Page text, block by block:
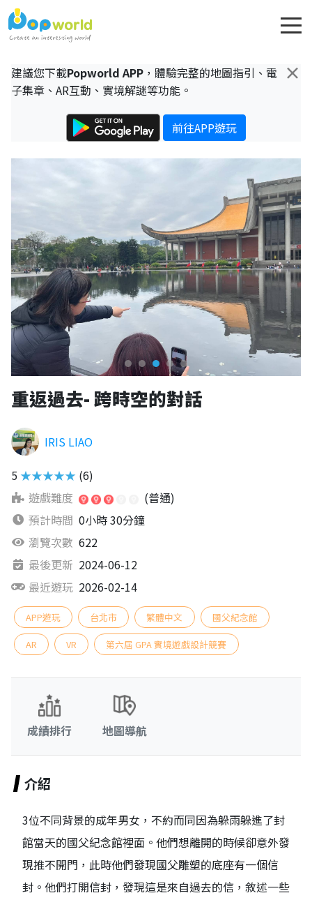
×
建議您下載Popworld APP ，體驗完整的地圖指引、電
子集章、AR互動、實境解謎等功能。
前往APP遊玩
重返過去- 跨時空的對話
IRIS LIAO
5 ★★★★★ (6)
遊戲難度
(普通)
預計時間 0小時 30分鐘
瀏覽次數 622
最後更新 2024-06-12
最近遊玩 2026-02-14
APP遊玩 台北市 繁體中文 國父紀念館
AR VR 第六屆 GPA 實境遊戲設計競賽
成績排行 地圖導航
介紹
3位不同背景的成年男女，不約而同因為躲雨躲進了封
館當天的國父紀念館裡面。他們想離開的時候卻意外發
現推不開門，此時他們發現國父雕塑的底座有一個信
封。他們打開信封，發現這是來自過去的信，敘述一些